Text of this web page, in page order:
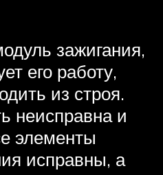
зажигания,
его работу,
из строя.
неисправна и
элементы
исправны, а